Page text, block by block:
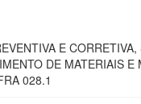
E
DE MATERIAIS
028.1